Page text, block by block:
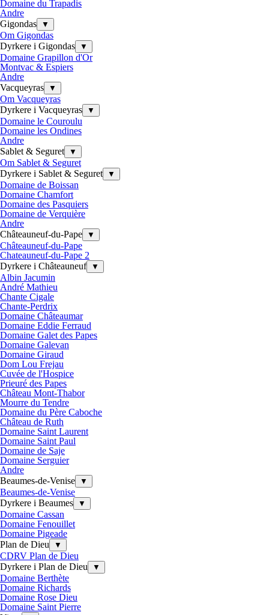
Domaine du Trapadis
Andre
Gigondas
▼
Om Gigondas
Dyrkere i Gigondas
▼
Domaine Grapillon d'Or
Montvac & Espiers
Andre
Vacqueyras
▼
Om Vacqueyras
Dyrkere i Vacqueyras
▼
Domaine le Couroulu
Domaine les Ondines
Andre
Sablet & Seguret
▼
Om Sablet & Seguret
Dyrkere i Sablet & Seguret
▼
Domaine de Boissan
Domaine Chamfort
Domaine des Pasquiers
Domaine de Verquière
Andre
Châteauneuf-du-Pape
▼
Châteauneuf-du-Pape
Chateauneuf-du-Pape 2
Dyrkere i Châteauneuf
▼
Albin Jacumin
André Mathieu
Chante Cigale
Chante-Perdrix
Domaine Châteaumar
Domaine Eddie Ferraud
Domaine Galet des Papes
Domaine Galevan
Domaine Giraud
Dom Lou Frejau
Cuvée de l'Hospice
Prieuré des Papes
Château Mont-Thabor
Mourre du Tendre
Domaine du Père Caboche
Château de Ruth
Domaine Saint Laurent
Domaine Saint Paul
Domaine de Saje
Domaine Serguier
Andre
Beaumes-de-Venise
▼
Beaumes-de-Venise
Dyrkere i Beaumes
▼
Domaine Cassan
Domaine Fenouillet
Domaine Pigeade
Plan de Dieu
▼
CDRV Plan de Dieu
Dyrkere i Plan de Dieu
▼
Domaine Berthète
Domaine Richards
Domaine Rose Dieu
Domaine Saint Pierre